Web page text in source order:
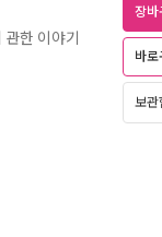
한 이야기
장바
바로
보관